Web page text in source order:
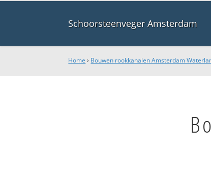
Schoorsteenveger Amsterdam
Home › Bouwen rookkanalen Amsterdam